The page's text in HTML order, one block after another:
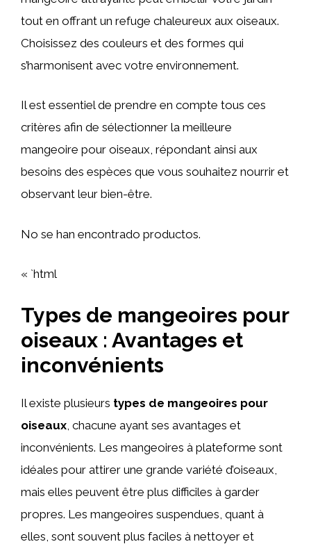
tout en offrant un refuge chaleureux aux oiseaux.
Choisissez des couleurs et des formes qui
s’harmonisent avec votre environnement.
Il est essentiel de prendre en compte tous ces
critères afin de sélectionner la meilleure
mangeoire pour oiseaux, répondant ainsi aux
besoins des espèces que vous souhaitez nourrir et
observant leur bien-être.
No se han encontrado productos.
« `html
Types de mangeoires pour
oiseaux : Avantages et
inconvénients
Il existe plusieurs types de mangeoires pour
oiseaux , chacune ayant ses avantages et
inconvénients. Les mangeoires à plateforme sont
idéales pour attirer une grande variété d’oiseaux,
mais elles peuvent être plus difficiles à garder
propres. Les mangeoires suspendues, quant à
elles, sont souvent plus faciles à nettoyer et